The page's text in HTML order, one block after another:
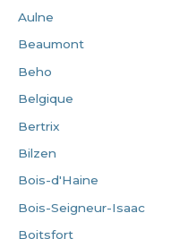
Aulne
Beaumont
Beho
Belgique
Bertrix
Bilzen
Bois-d'Haine
Bois-Seigneur-Isaac
Boitsfort